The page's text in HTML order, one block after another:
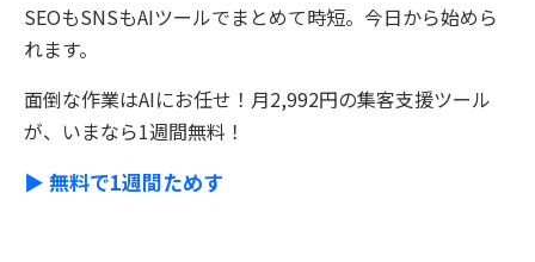
SEOもSNSもAIツールでまとめて時短。今日から始めら
れます。
面倒な作業はAIにお任せ！月2,992円の集客支援ツール
が、いまなら1週間無料！
▶ 無料で1週間ためす